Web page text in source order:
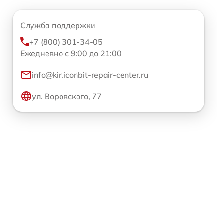
Служба поддержки
+7 (800) 301-34-05
Ежедневно с 9:00 до 21:00
info@kir.iconbit-repair-center.ru
ул. Воровского, 77